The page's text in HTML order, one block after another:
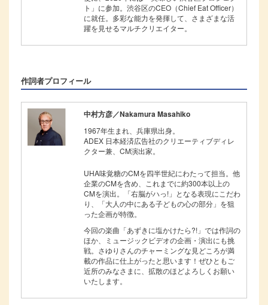
ト」に参加。渋谷区のCEO（Chief Eat Officer）
に就任。多彩な能力を発揮して、さまざまな活
躍を見せるマルチクリエイター。
作詞者プロフィール
中村方彦／Nakamura Masahiko
1967年生まれ、兵庫県出身。
ADEX 日本経済広告社のクリエーティブディレ
クター兼、CM演出家。
UHA味覚糖のCMを四半世紀にわたって担当。他
企業のCMを含め、これまでに約300本以上の
CMを演出。「右脳がハっ!」となる表現にこだわ
り、「大人の中にある子どもの心の部分」を狙
った企画が特徴。
今回の楽曲「あずきに塩かけたら?!」では作詞の
ほか、ミュージックビデオの企画・演出にも挑
戦。さゆりさんのチャーミングな見どころが満
載の作品に仕上がったと思います！ぜひともご
近所のみなさまに、拡散のほどよろしくお願い
いたします。